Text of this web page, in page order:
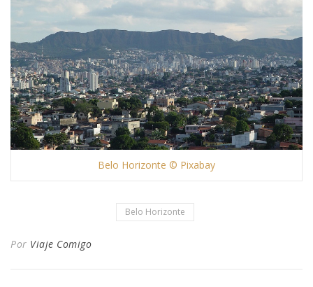
Belo Horizonte © Pixabay
Belo Horizonte
Por Viaje Comigo